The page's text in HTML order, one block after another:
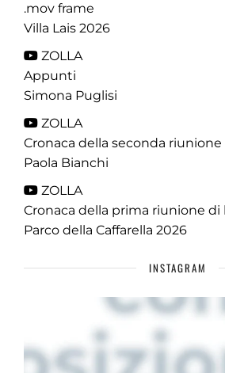
.mov frame
Villa Lais 2026
ZOLLA
Appunti
Simona Puglisi
ZOLLA
Cronaca della seconda riunione
Paola Bianchi
ZOLLA
Cronaca della prima riunione di
Parco della Caffarella 2026
INSTAGRAM